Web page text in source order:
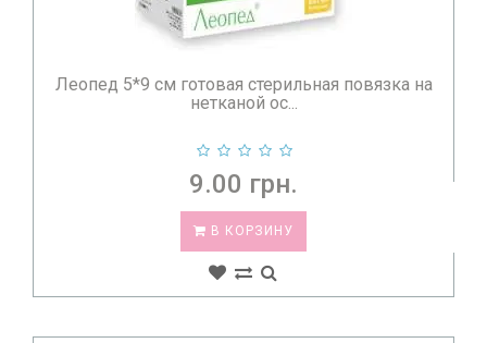
Леопед 5*9 см готовая стерильная повязка на
нетканой ос...
9.00 грн.
В КОРЗИНУ